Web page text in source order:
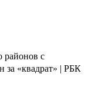
районов с
за «квадрат» | РБК